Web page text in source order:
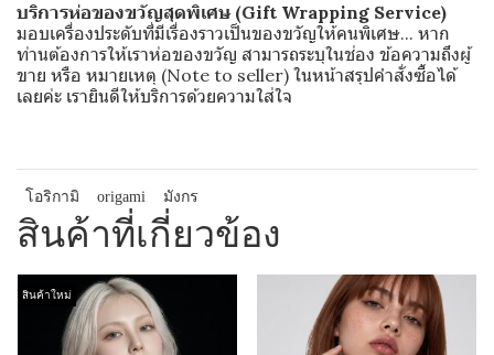
บริการห่อของขวัญสุดพิเศษ (Gift Wrapping Service)
มอบเครื่องประดับที่มีเรื่องราวเป็นของขวัญให้คนพิเศษ... หาก
ท่านต้องการให้เราห่อของขวัญ สามารถระบุในช่อง ข้อความถึงผู้
ขาย หรือ หมายเหตุ (Note to seller) ในหน้าสรุปคำสั่งซื้อได้
เลยค่ะ เรายินดีให้บริการด้วยความใส่ใจ
โอริกามิ origami มังกร
สินค้าที่เกี่ยวข้อง
สินค้าใหม่